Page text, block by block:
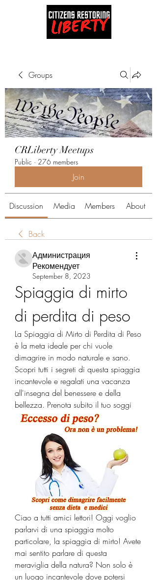
Groups
CRLiberty Meetups
Public · 276 members
Join
Discussion Media Members About
Back
Администрация
Рекомендует
September 8, 2023
Spiaggia di mirto
di perdita di peso
La Spiaggia di Mirto di Perdita di Peso
è la meta ideale per chi vuole
dimagrire in modo naturale e sano.
Scopri tutti i segreti di questa spiaggia
incantevole e regalati una vacanza
all'insegna del benessere e della
bellezza. Prenota subito il tuo soggi
Ciao a tutti amici lettori! Oggi voglio
parlarvi di una spiaggia molto
particolare, la spiaggia di mirto! Avete
mai sentito parlare di questa
meraviglia della natura? Non solo è
un luogo incantevole dove potersi